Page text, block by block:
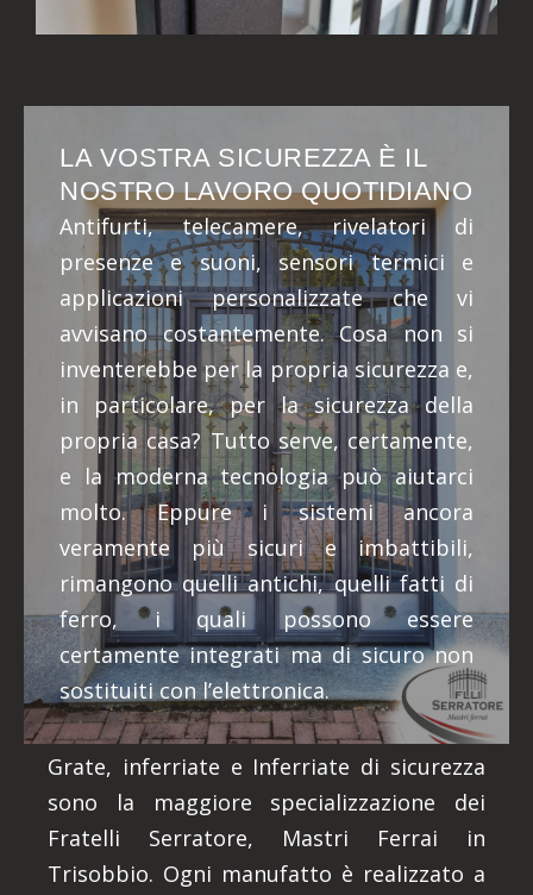
LA VOSTRA SICUREZZA È IL
NOSTRO LAVORO QUOTIDIANO
Antifurti, telecamere, rivelatori di
presenze e suoni, sensori termici e
applicazioni personalizzate che vi
avvisano costantemente. Cosa non si
inventerebbe per la propria sicurezza e,
in particolare, per la sicurezza della
propria casa? Tutto serve, certamente,
e la moderna tecnologia può aiutarci
molto. Eppure i sistemi ancora
veramente più sicuri e imbattibili,
rimangono quelli antichi, quelli fatti di
ferro, i quali possono essere
certamente integrati ma di sicuro non
sostituiti con l’elettronica.
Grate, inferriate e Inferriate di sicurezza
sono la maggiore specializzazione dei
Fratelli Serratore, Mastri Ferrai in
Trisobbio. Ogni manufatto è realizzato a